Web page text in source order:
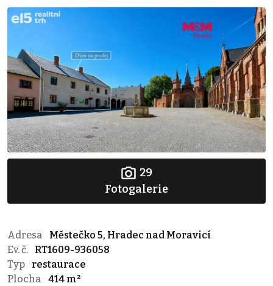
29
Fotogalerie
Adresa
Městečko 5, Hradec nad Moravicí
Ev. č.
RT1609-936058
Typ
restaurace
Plocha
414 m²